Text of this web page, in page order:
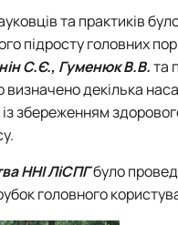
та практиків
підросту головних
С.Є., Гуменюк В.В.та
визначено декілька
збереженням
ННІ ЛіСПГбуло
головного